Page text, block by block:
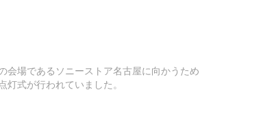
会場であるソニーストア名古屋に向かうため
灯式が行われていました。